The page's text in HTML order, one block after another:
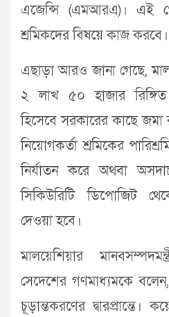
এজেন্সি (এমআরএ)। এই
শ্রমিকদের বিষয়ে কাজ করবে।
এছাড়া আরও জানা গেছে,
২ লাখ ৫০ হাজার
হিসেবে সরকারের কাছে
নিয়োগকর্তা শ্রমিকের
নির্যাতন করে অথবা
সিকিউরিটি ডিপোজিট
দেওয়া হবে।
মালয়েশিয়ার
সেদেশের গণমাধ্যমকে
চূড়ান্তকরণের